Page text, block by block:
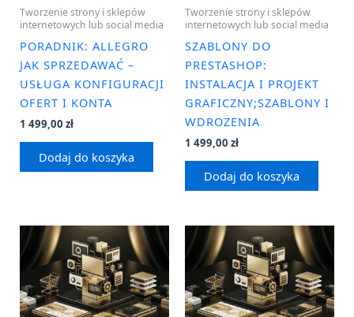
Tworzenie strony i sklepów
internetowych lub social media
PORADNIK: ALLEGRO
JAK SPRZEDAWAĆ –
USŁUGA KONFIGURACJI
OFERT I KONTA
1 499,00 zł
Dodaj do koszyka
Tworzenie strony i sklepów
internetowych lub social media
SZABLONY DO
PRESTASHOP:
INSTALACJA I PROJEKT
GRAFICZNY;SZABLONY I
WDROŻENIA
1 499,00 zł
Dodaj do koszyka